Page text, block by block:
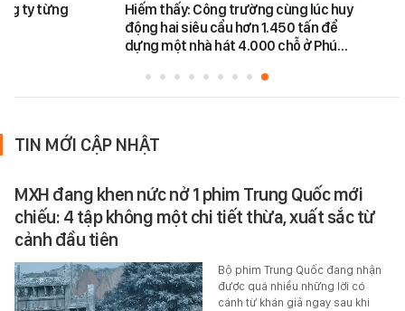
ty từng
Hiếm thấy: Công trường cùng lúc huy
động hai siêu cẩu hơn 1.450 tấn để
dựng một nhà hát 4.000 chỗ ở Phú…
TIN MỚI CẬP NHẬT
MXH đang khen nức nở 1 phim Trung Quốc mới
chiếu: 4 tập không một chi tiết thừa, xuất sắc từ
cảnh đầu tiên
Bộ phim Trung Quốc đang nhận
được quá nhiều những lời có
cánh từ khán giả ngay sau khi